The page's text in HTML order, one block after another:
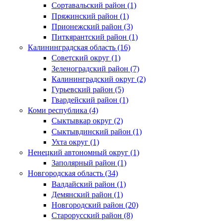
Сортавальский район (1)
Пряжинский район (1)
Прионежский район (3)
Питкярантский район (1)
Калининградская область (16)
Советский округ (1)
Зеленоградский район (7)
Калининградский округ (2)
Гурьевский район (5)
Гвардейский район (1)
Коми республика (4)
Сыктывкар округ (2)
Сыктывдинский район (1)
Ухта округ (1)
Ненецкий автономный округ (1)
Заполярный район (1)
Новгородская область (34)
Валдайский район (1)
Демянский район (1)
Новгородский район (20)
Старорусский район (8)